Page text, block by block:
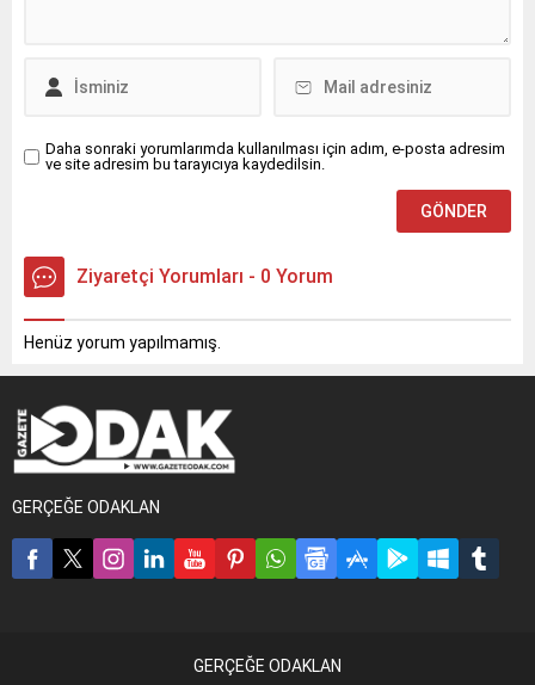
Daha sonraki yorumlarımda kullanılması için adım, e-posta adresim
ve site adresim bu tarayıcıya kaydedilsin.
Ziyaretçi Yorumları - 0 Yorum
Henüz yorum yapılmamış.
GERÇEĞE ODAKLAN
GERÇEĞE ODAKLAN